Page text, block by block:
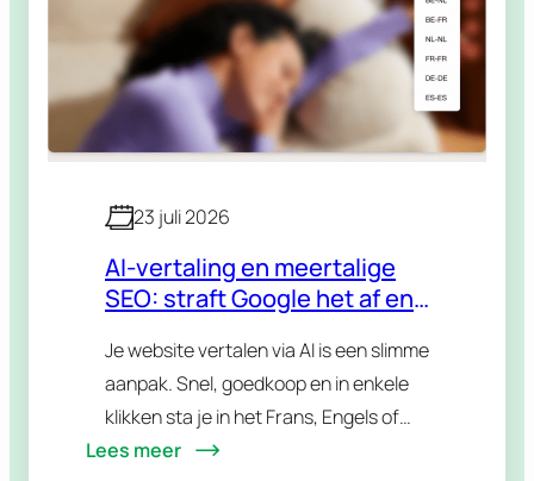
23 juli 2026
AI-vertaling en meertalige
SEO: straft Google het af en
Je website vertalen via AI is een slimme
aanpak. Snel, goedkoop en in enkele
klikken sta je in het Frans, Engels of
eender welke taal je doelgroep
Lees meer